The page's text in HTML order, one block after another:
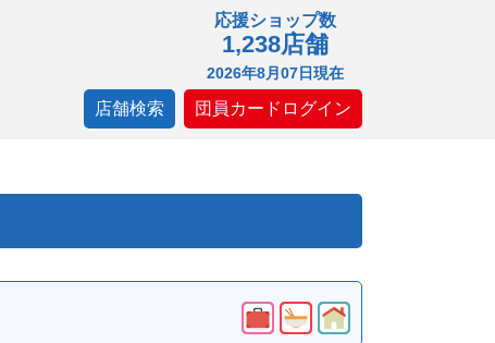
応援ショップ数
1,238店舗
2026年8月07日現在
店舗検索 団員カードログイン